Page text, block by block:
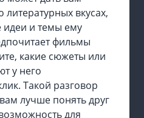
литературных вкусах,
идеи и темы ему
фильмы
какие сюжеты или
у него
Такой разговор
лучше понять друг
для